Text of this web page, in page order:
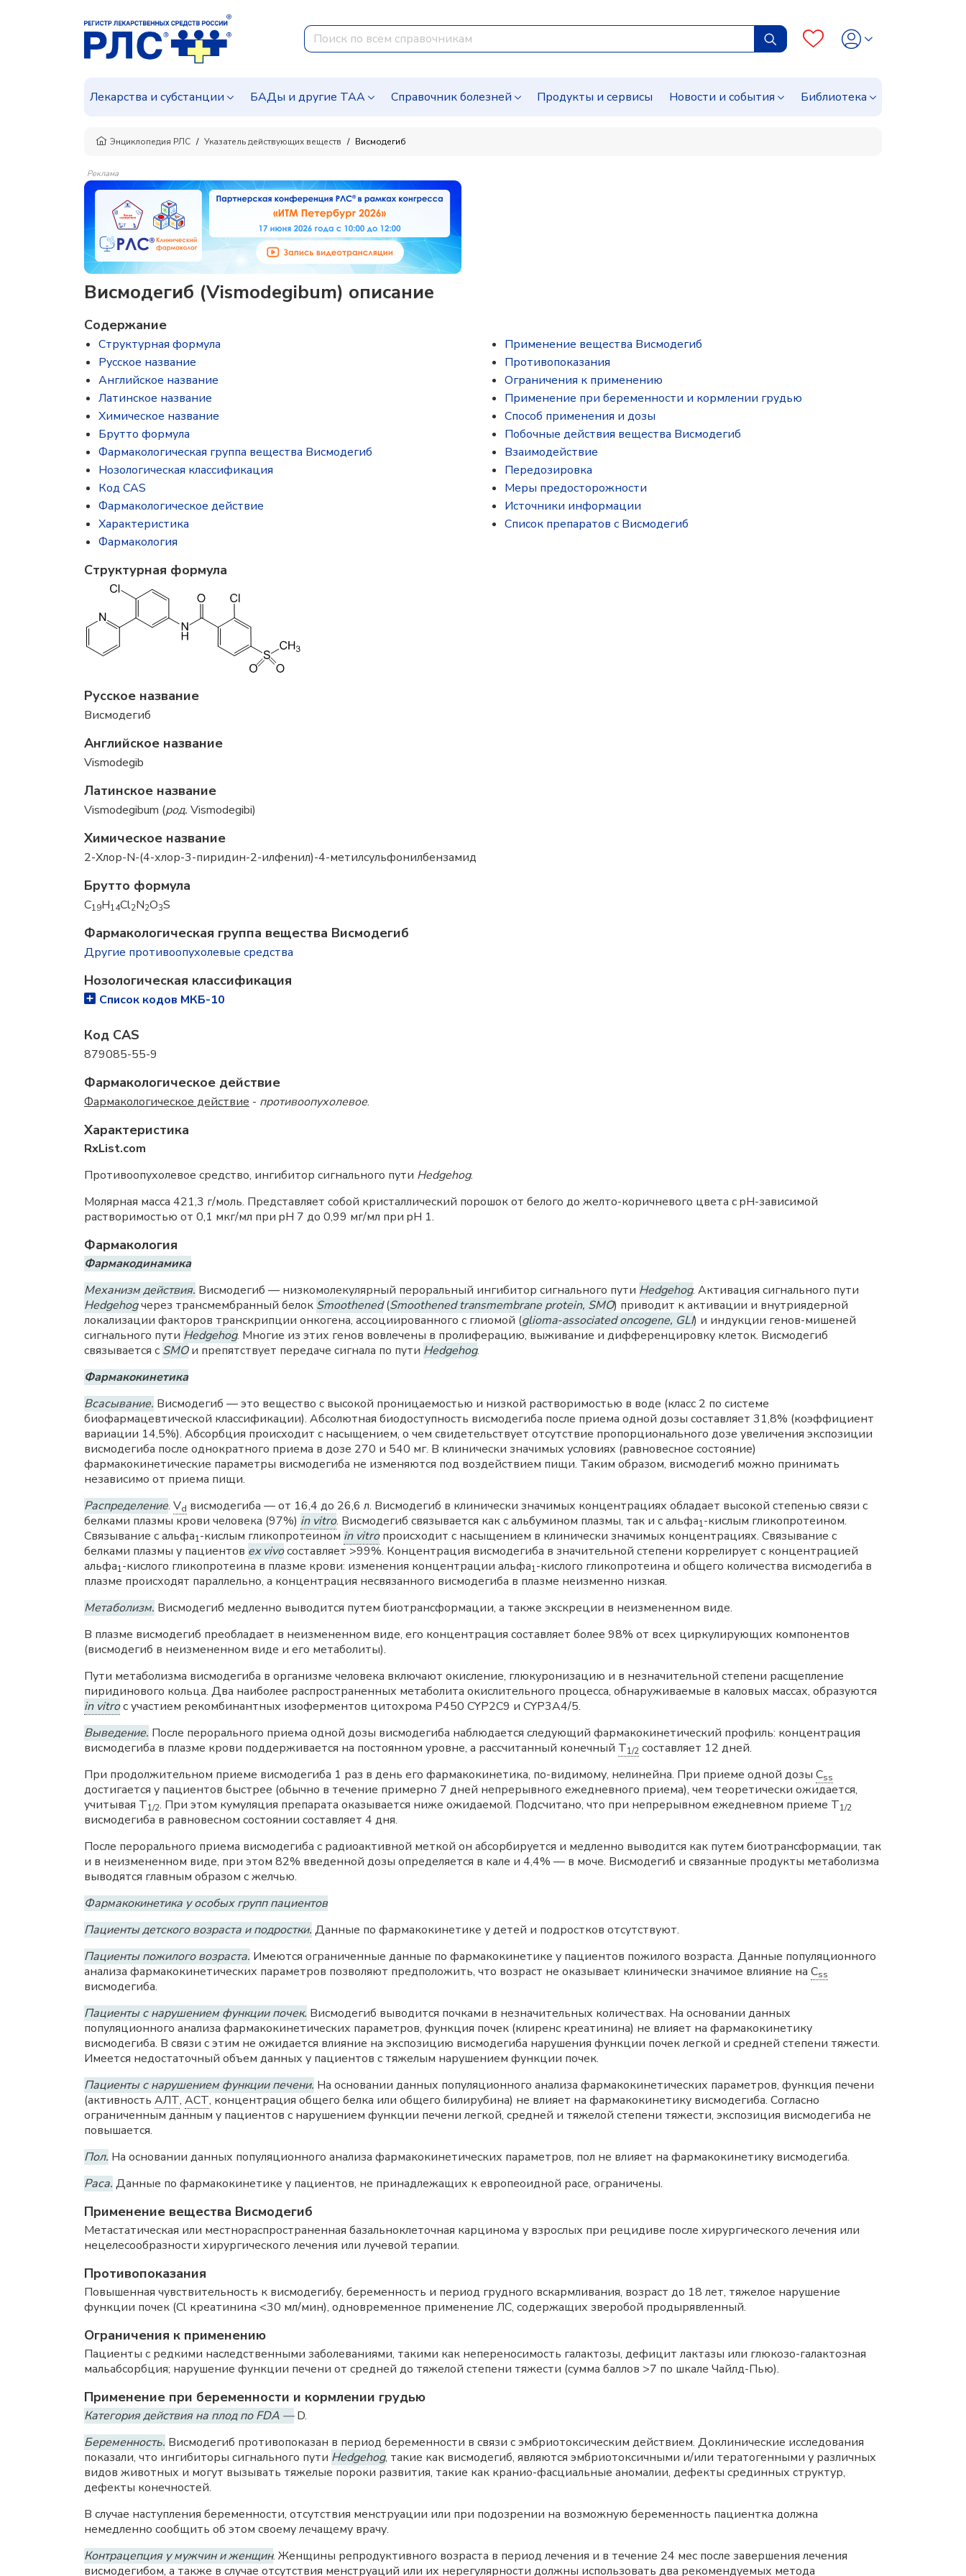
Лекарства и субстанции БАДы и другие ТАА Справочник болезней Продукты и сервисы Новости и события Библиотека
Энциклопедия РЛС Указатель действующих веществ Висмодегиб
Реклама
Висмодегиб (Vismodegibum) описание
Содержание
Структурная формула
Русское название
Английское название
Латинское название
Химическое название
Брутто формула
Фармакологическая группа вещества Висмодегиб
Нозологическая классификация
Код CAS
Фармакологическое действие
Характеристика
Фармакология
Применение вещества Висмодегиб
Противопоказания
Ограничения к применению
Применение при беременности и кормлении грудью
Способ применения и дозы
Побочные действия вещества Висмодегиб
Взаимодействие
Передозировка
Меры предосторожности
Источники информации
Список препаратов с Висмодегиб
Структурная формула
Русское название
Висмодегиб
Английское название
Vismodegib
Латинское название
Vismodegibum (род. Vismodegibi)
Химическое название
2-Хлор-N-(4-хлор-3-пиридин-2-илфенил)-4-метилсульфонилбензамид
Брутто формула
C19H14Cl2N2O3S
Фармакологическая группа вещества Висмодегиб
Другие противоопухолевые средства
Нозологическая классификация
Список кодов МКБ-10
Код CAS
879085-55-9
Фармакологическое действие
Фармакологическое действие - противоопухолевое.
Характеристика
RxList.com
Противоопухолевое средство, ингибитор сигнального пути Hedgehog.
Молярная масса 421,3 г/моль. Представляет собой кристаллический порошок от белого до желто-коричневого цвета c pH-зависимой
растворимостью от 0,1 мкг/мл при pH 7 до 0,99 мг/мл при pH 1.
Фармакология
Фармакодинамика
Механизм действия. Висмодегиб — низкомолекулярный пероральный ингибитор сигнального пути Hedgehog. Активация сигнального пути
Hedgehogчерез трансмембранный белок Smoothened(Smoothened transmembrane protein, SMO) приводит к активации и внутриядерной
локализации факторов транскрипции онкогена, ассоциированного с глиомой (glioma-associated oncogene, GLI) и индукции генов-мишеней
сигнального пути Hedgehog. Многие из этих генов вовлечены в пролиферацию, выживание и дифференцировку клеток. Висмодегиб
связывается с SMOи препятствует передаче сигнала по пути Hedgehog.
Фармакокинетика
Всасывание. Висмодегиб — это вещество с высокой проницаемостью и низкой растворимостью в воде (класс 2 по системе
биофармацевтической классификации). Абсолютная биодоступность висмодегиба после приема одной дозы составляет 31,8% (коэффициент
вариации 14,5%). Абсорбция происходит с насыщением, о чем свидетельствует отсутствие пропорционального дозе увеличения экспозиции
висмодегиба после однократного приема в дозе 270 и 540 мг. В клинически значимых условиях (равновесное состояние)
фармакокинетические параметры висмодегиба не изменяются под воздействием пищи. Таким образом, висмодегиб можно принимать
независимо от приема пищи.
Распределение. Vd висмодегиба — от 16,4 до 26,6 л. Висмодегиб в клинически значимых концентрациях обладает высокой степенью связи с
белками плазмы крови человека (97%) in vitro. Висмодегиб связывается как с альбумином плазмы, так и с альфа1-кислым гликопротеином.
Cвязывание с альфа1-кислым гликопротеином in vitroпроисходит с насыщением в клинически значимых концентрациях. Связывание с
белками плазмы у пациентов ex vivoсоставляет >99%. Концентрация висмодегиба в значительной степени коррелирует с концентрацией
альфа1-кислого гликопротеина в плазме крови: изменения концентрации альфа1-кислого гликопротеина и общего количества висмодегиба в
плазме происходят параллельно, а концентрация несвязанного висмодегиба в плазме неизменно низкая.
Метаболизм. Висмодегиб медленно выводится путем биотрансформации, а также экскреции в неизмененном виде.
В плазме висмодегиб преобладает в неизмененном виде, его концентрация составляет более 98% от всех циркулирующих компонентов
(висмодегиб в неизмененном виде и его метаболиты).
Пути метаболизма висмодегиба в организме человека включают окисление, глюкуронизацию и в незначительной степени расщепление
пиридинового кольца. Два наиболее распространенных метаболита окислительного процесса, обнаруживаемые в каловых массах, образуются
in vitroс участием рекомбинантных изоферментов цитохрома Р450 CYP2С9 и CYP3A4/5.
Выведение. После перорального приема одной дозы висмодегиба наблюдается следующий фармакокинетический профиль: концентрация
висмодегиба в плазме крови поддерживается на постоянном уровне, а рассчитанный конечный T1/2 составляет 12 дней.
При продолжительном приеме висмодегиба 1 раз в день его фармакокинетика, по-видимому, нелинейна. При приеме одной дозы Css
достигается у пациентов быстрее (обычно в течение примерно 7 дней непрерывного ежедневного приема), чем теоретически ожидается,
учитывая Т1/2. При этом кумуляция препарата оказывается ниже ожидаемой. Подсчитано, что при непрерывном ежедневном приеме Т1/2
висмодегиба в равновесном состоянии составляет 4 дня.
После перорального приема висмодегиба с радиоактивной меткой он абсорбируется и медленно выводится как путем биотрансформации, так
и в неизмененном виде, при этом 82% введенной дозы определяется в кале и 4,4% — в моче. Висмодегиб и связанные продукты метаболизма
выводятся главным образом с желчью.
Фармакокинетика у особых групп пациентов
Пациенты детского возраста и подростки. Данные по фармакокинетике у детей и подростков отсутствуют.
Пациенты пожилого возраста. Имеются ограниченные данные по фармакокинетике у пациентов пожилого возраста. Данные популяционного
анализа фармакокинетических параметров позволяют предположить, что возраст не оказывает клинически значимое влияние на Css
висмодегиба.
Пациенты с нарушением функции почек. Висмодегиб выводится почками в незначительных количествах. На основании данных
популяционного анализа фармакокинетических параметров, функция почек (клиренс креатинина) не влияет на фармакокинетику
висмодегиба. В связи с этим не ожидается влияние на экспозицию висмодегиба нарушения функции почек легкой и средней степени тяжести.
Имеется недостаточный объем данных у пациентов с тяжелым нарушением функции почек.
Пациенты с нарушением функции печени. На основании данных популяционного анализа фармакокинетических параметров, функция печени
(активность АЛТ, АСТ, концентрация общего белка или общего билирубина) не влияет на фармакокинетику висмодегиба. Согласно
ограниченным данным у пациентов с нарушением функции печени легкой, средней и тяжелой степени тяжести, экспозиция висмодегиба не
повышается.
Пол. На основании данных популяционного анализа фармакокинетических параметров, пол не влияет на фармакокинетику висмодегиба.
Раса. Данные по фармакокинетике у пациентов, не принадлежащих к европеоидной расе, ограничены.
Применение вещества Висмодегиб
Метастатическая или местнораспространенная базальноклеточная карцинома у взрослых при рецидиве после хирургического лечения или
нецелесообразности хирургического лечения или лучевой терапии.
Противопоказания
Повышенная чувствительность к висмодегибу, беременность и период грудного вскармливания, возраст до 18 лет, тяжелое нарушение
функции почек (Cl креатинина <30 мл/мин), одновременное применение ЛС, содержащих зверобой продырявленный.
Ограничения к применению
Пациенты с редкими наследственными заболеваниями, такими как непереносимость галактозы, дефицит лактазы или глюкозо-галактозная
мальабсорбция; нарушение функции печени от средней до тяжелой степени тяжести (сумма баллов >7 по шкале Чайлд-Пью).
Применение при беременности и кормлении грудью
Категория действия на плод по FDA —D.
Беременность. Висмодегиб противопоказан в период беременности в связи с эмбриотоксическим действием. Доклинические исследования
показали, что ингибиторы сигнального пути Hedgehog, такие как висмодегиб, являются эмбриотоксичными и/или тератогенными у различных
видов животных и могут вызывать тяжелые пороки развития, такие как кранио-фасциальные аномалии, дефекты срединных структур,
дефекты конечностей.
В случае наступления беременности, отсутствия менструации или при подозрении на возможную беременность пациентка должна
немедленно сообщить об этом своему лечащему врачу.
Контрацепция у мужчин и женщин. Женщины репродуктивного возраста в период лечения и в течение 24 мес после завершения лечения
висмодегибом, а также в случае отсутствия менструаций или их нерегулярности должны использовать два рекомендуемых метода